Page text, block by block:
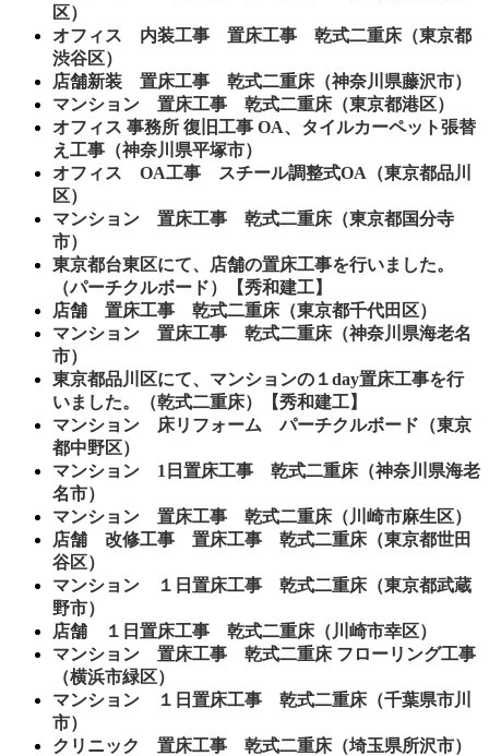
区）
オフィス 内装工事 置床工事 乾式二重床（東京都
渋谷区）
店舗新装 置床工事 乾式二重床（神奈川県藤沢市）
マンション 置床工事 乾式二重床（東京都港区）
オフィス 事務所 復旧工事 OA、タイルカーペット張替
え工事（神奈川県平塚市）
オフィス OA工事 スチール調整式OA（東京都品川
区）
マンション 置床工事 乾式二重床（東京都国分寺
市）
東京都台東区にて、店舗の置床工事を行いました。
（パーチクルボード）【秀和建工】
店舗 置床工事 乾式二重床（東京都千代田区）
マンション 置床工事 乾式二重床（神奈川県海老名
市）
東京都品川区にて、マンションの１day置床工事を行
いました。（乾式二重床）【秀和建工】
マンション 床リフォーム パーチクルボード（東京
都中野区）
マンション 1日置床工事 乾式二重床（神奈川県海老
名市）
マンション 置床工事 乾式二重床（川崎市麻生区）
店舗 改修工事 置床工事 乾式二重床（東京都世田
谷区）
マンション １日置床工事 乾式二重床（東京都武蔵
野市）
店舗 １日置床工事 乾式二重床（川崎市幸区）
マンション 置床工事 乾式二重床 フローリング工事
（横浜市緑区）
マンション １日置床工事 乾式二重床（千葉県市川
市）
クリニック 置床工事 乾式二重床（埼玉県所沢市）